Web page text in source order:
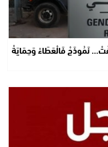
نَمُوذَجْ فَالْعَطَاءْ وَحِمَايَةْ